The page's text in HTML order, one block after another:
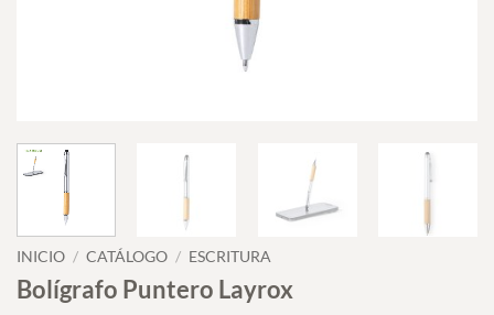
INICIO / CATÁLOGO / ESCRITURA
Bolígrafo Puntero Layrox